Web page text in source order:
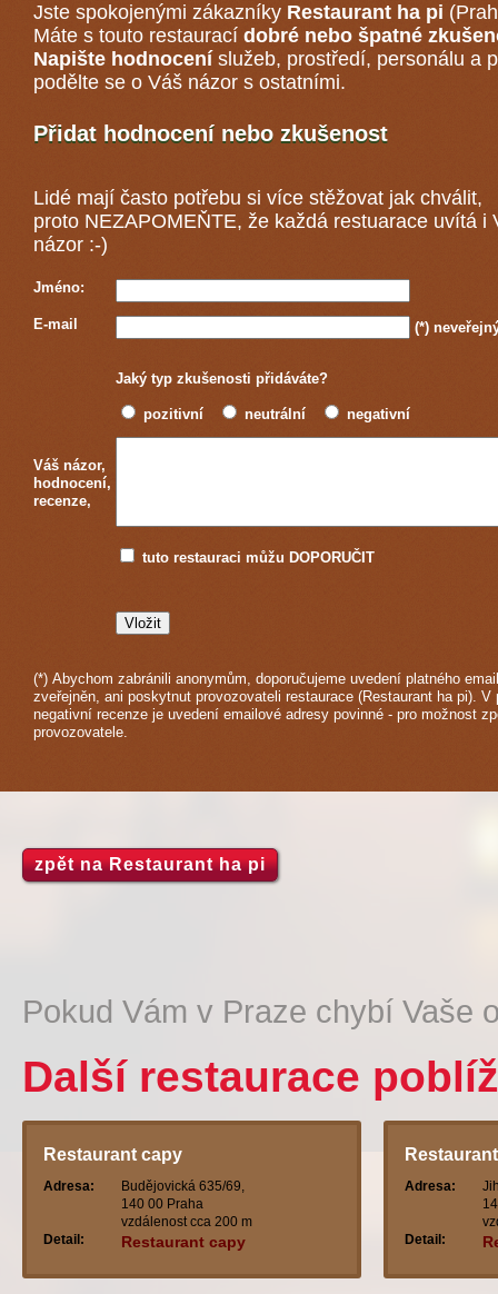
Jste spokojenými zákazníky Restaurant ha pi
Máte s touto restaurací dobré nebo špatné
Napište hodnocení služeb, prostředí, personálu a
podělte se o Váš názor s ostatními.
Přidat hodnocení nebo zkušenost
Lidé mají často potřebu si více stěžovat jak chválit,
proto NEZAPOMEŇTE, že každá restuarace uvítá i
názor :-)
Jméno:
E-mail (*)
Jaký typ zkušenosti přidáváte?
pozitivní neutrální negativní
Váš názor,
hodnocení,
recenze,
tuto restauraci můžu DOPORUČIT
(*) Abychom zabránili anonymům, doporučujeme uvedení platného
zveřejněn, ani poskytnut provozovateli restaurace (Restaurant ha pi). V
negativní recenze je uvedení emailové adresy povinné - pro možnost
provozovatele.
zpět na Restaurant ha pi
Pokud Vám v Praze chybí Vaše
Další restaurace
Restaurant capy
Adresa:
Budějovická 635/69,
140 00 Praha
vzdálenost cca 200 m
Detail:
Restaurant capy
Adresa:
Detail: